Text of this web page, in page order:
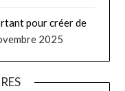
pour créer de
2025